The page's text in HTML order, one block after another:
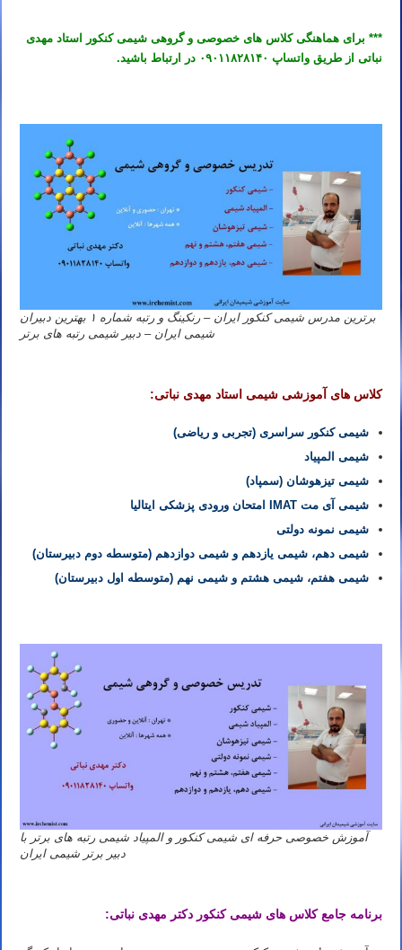
*** برای هماهنگی کلاس های خصوصی و گروهی شیمی کنکور استاد مهدی
نباتی از طریق واتساپ ۰۹۰۱۱۸۲۸۱۴۰ در ارتباط باشید.
برترین مدرس شیمی کنکور ایران – رنکینگ و رتبه شماره ۱ بهترین دبیران
شیمی ایران – دبیر شیمی رتبه های برتر
کلاس های آموزشی شیمی استاد مهدی نباتی:
شیمی کنکور سراسری (تجربی و ریاضی)
شیمی المپیاد
شیمی تیزهوشان (سمپاد)
شیمی آی مت IMAT امتحان ورودی پزشکی ایتالیا
شیمی نمونه دولتی
شیمی دهم، شیمی یازدهم و شیمی دوازدهم (متوسطه دوم دبیرستان)
شیمی هفتم، شیمی هشتم و شیمی نهم (متوسطه اول دبیرستان)
آموزش خصوصی حرفه ای شیمی کنکور و المپیاد شیمی رتبه های برتر با
دبیر برتر شیمی ایران
برنامه جامع کلاس های شیمی کنکور دکتر مهدی نباتی: